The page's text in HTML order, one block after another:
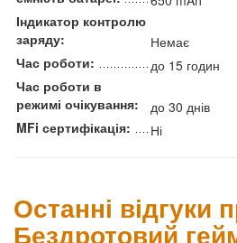
Індикатор контролю
заряду:
Немає
Час роботи:
до 15 годин
Час роботи в
режимі очікування:
до 30 днів
MFi сертифікація:
Ні
Останні відгуки
Бездротовий